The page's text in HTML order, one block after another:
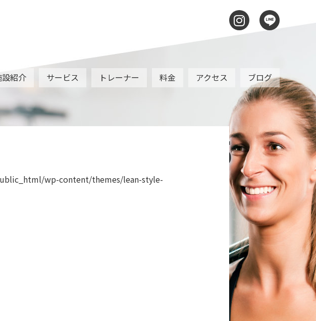
紹介 サービス トレーナー 料金 アクセス ブログ
S__33636375
wp-content/themes/lean-style-